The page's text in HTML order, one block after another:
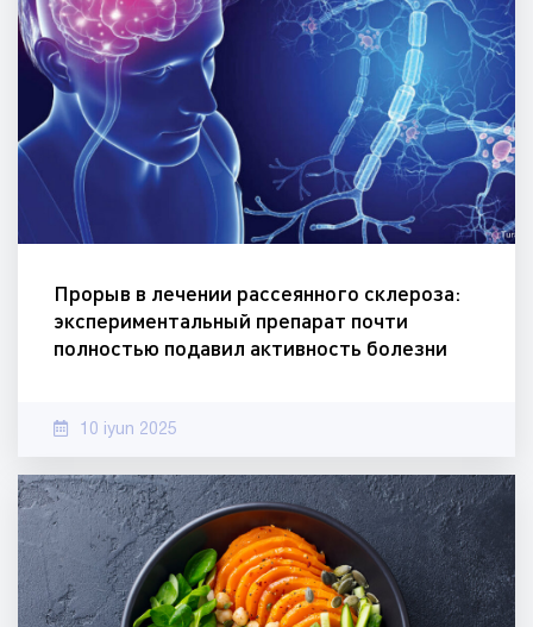
Прорыв в лечении рассеянного склероза:
экспериментальный препарат почти
полностью подавил активность болезни
10 iyun 2025